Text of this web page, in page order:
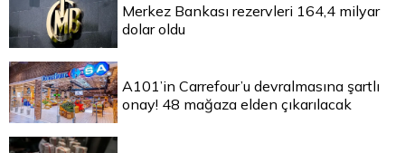
Merkez Bankası rezervleri 164,4 milyar
dolar oldu
A101’in Carrefour’u devralmasına şartlı
onay! 48 mağaza elden çıkarılacak